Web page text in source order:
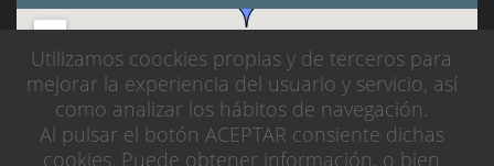
Utilizamos coockies propias y de terceros para
mejorar la experiencia del usuario y servicio, así
como analizar los hábitos de navegación.
Al pulsar el botón ACEPTAR consiente dichas
cookies. Puede obtener información, o bien